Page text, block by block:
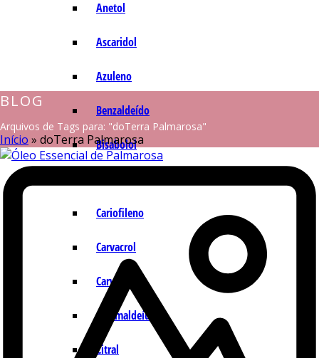
Anetol
Ascaridol
Azuleno
Benzaldeído
Bisabolol
Cariofileno
Carvacrol
Carvona
Cinamaldeído
Citral
BLOG
Arquivos de Tags para: "doTerra Palmarosa"
Início » doTerra Palmarosa